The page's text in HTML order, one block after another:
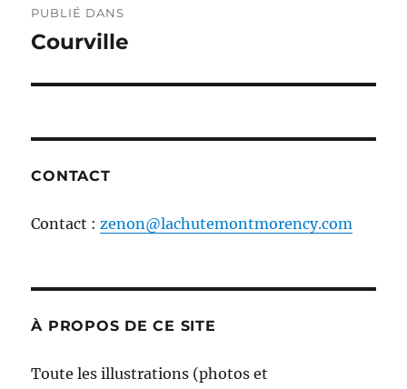
de
PUBLIÉ DANS
Courville
CONTACT
Contact :zenon@lachutemontmorency.com
À PROPOS DE CE SITE
Toute les illustrations (photos et